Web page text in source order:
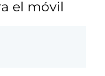
el móvil